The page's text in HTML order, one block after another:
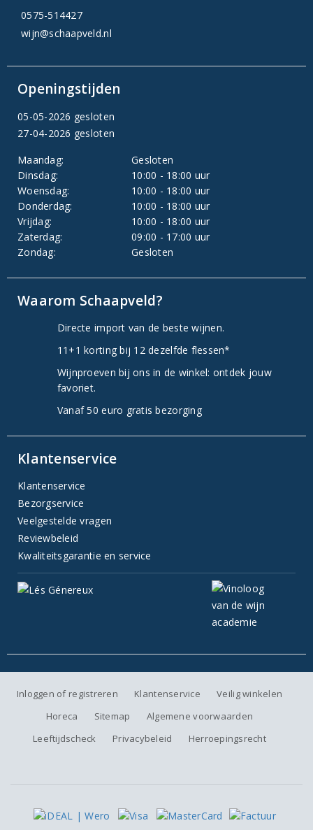
0575-514427
wijn@schaapveld.nl
Openingstijden
05-05-2026 gesloten
27-04-2026 gesloten
Maandag:
Gesloten
Dinsdag:
10:00 - 18:00 uur
Woensdag:
10:00 - 18:00 uur
Donderdag:
10:00 - 18:00 uur
Vrijdag:
10:00 - 18:00 uur
Zaterdag:
09:00 - 17:00 uur
Zondag:
Gesloten
Waarom Schaapveld?
Directe import van de beste wijnen.
11+1 korting bij 12 dezelfde flessen*
Wijnproeven bij ons in de winkel: ontdek jouw
favoriet.
Vanaf 50 euro gratis bezorging
Klantenservice
Klantenservice
Bezorgservice
Veelgestelde vragen
Reviewbeleid
Kwaliteitsgarantie en service
Inloggen of registreren Klantenservice
Veilig winkelen
Horeca
Sitemap
Algemene voorwaarden
Leeftijdscheck
Privacybeleid Herroepingsrecht